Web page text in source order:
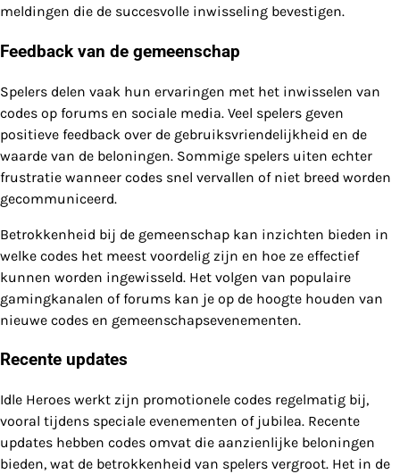
meldingen die de succesvolle inwisseling bevestigen.
Feedback van de gemeenschap
Spelers delen vaak hun ervaringen met het inwisselen van
codes op forums en sociale media. Veel spelers geven
positieve feedback over de gebruiksvriendelijkheid en de
waarde van de beloningen. Sommige spelers uiten echter
frustratie wanneer codes snel vervallen of niet breed worden
gecommuniceerd.
Betrokkenheid bij de gemeenschap kan inzichten bieden in
welke codes het meest voordelig zijn en hoe ze effectief
kunnen worden ingewisseld. Het volgen van populaire
gamingkanalen of forums kan je op de hoogte houden van
nieuwe codes en gemeenschapsevenementen.
Recente updates
Idle Heroes werkt zijn promotionele codes regelmatig bij,
vooral tijdens speciale evenementen of jubilea. Recente
updates hebben codes omvat die aanzienlijke beloningen
bieden, wat de betrokkenheid van spelers vergroot. Het in de